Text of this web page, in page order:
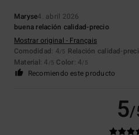
Maryse4. abril 2026
buena relación calidad-precio
Mostrar original - Français
Comodidad: 4/5 Relación calidad-
Material: 4 /5 Color: 4/5
Recomiendo este producto
5/